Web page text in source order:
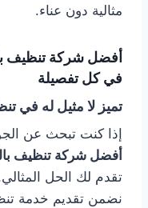
مثالية دون عناء.
أفضل شركة تنظيف
في كل تفصيلة
تميز لا مثيل له في
إذا كنت تبحث عن
أفضل شركة تنظيف
تقدم لك الحل
نضمن تقديم خدمة